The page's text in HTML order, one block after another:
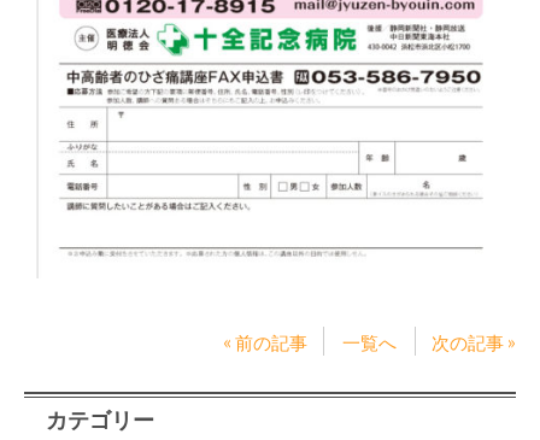
« 前の記事 一覧へ 次の記事 »
カテゴリー